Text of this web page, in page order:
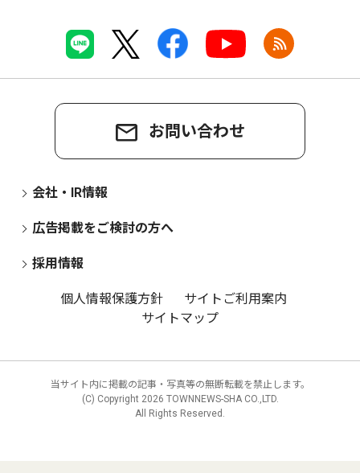
お問い合わせ
会社・IR情報
広告掲載をご検討の方へ
採用情報
個人情報保護方針
サイトご利用案内
サイトマップ
当サイト内に掲載の記事・写真等の無断転載を禁止します。
(C) Copyright 2026 TOWNNEWS-SHA CO.,LTD.
All Rights Reserved.